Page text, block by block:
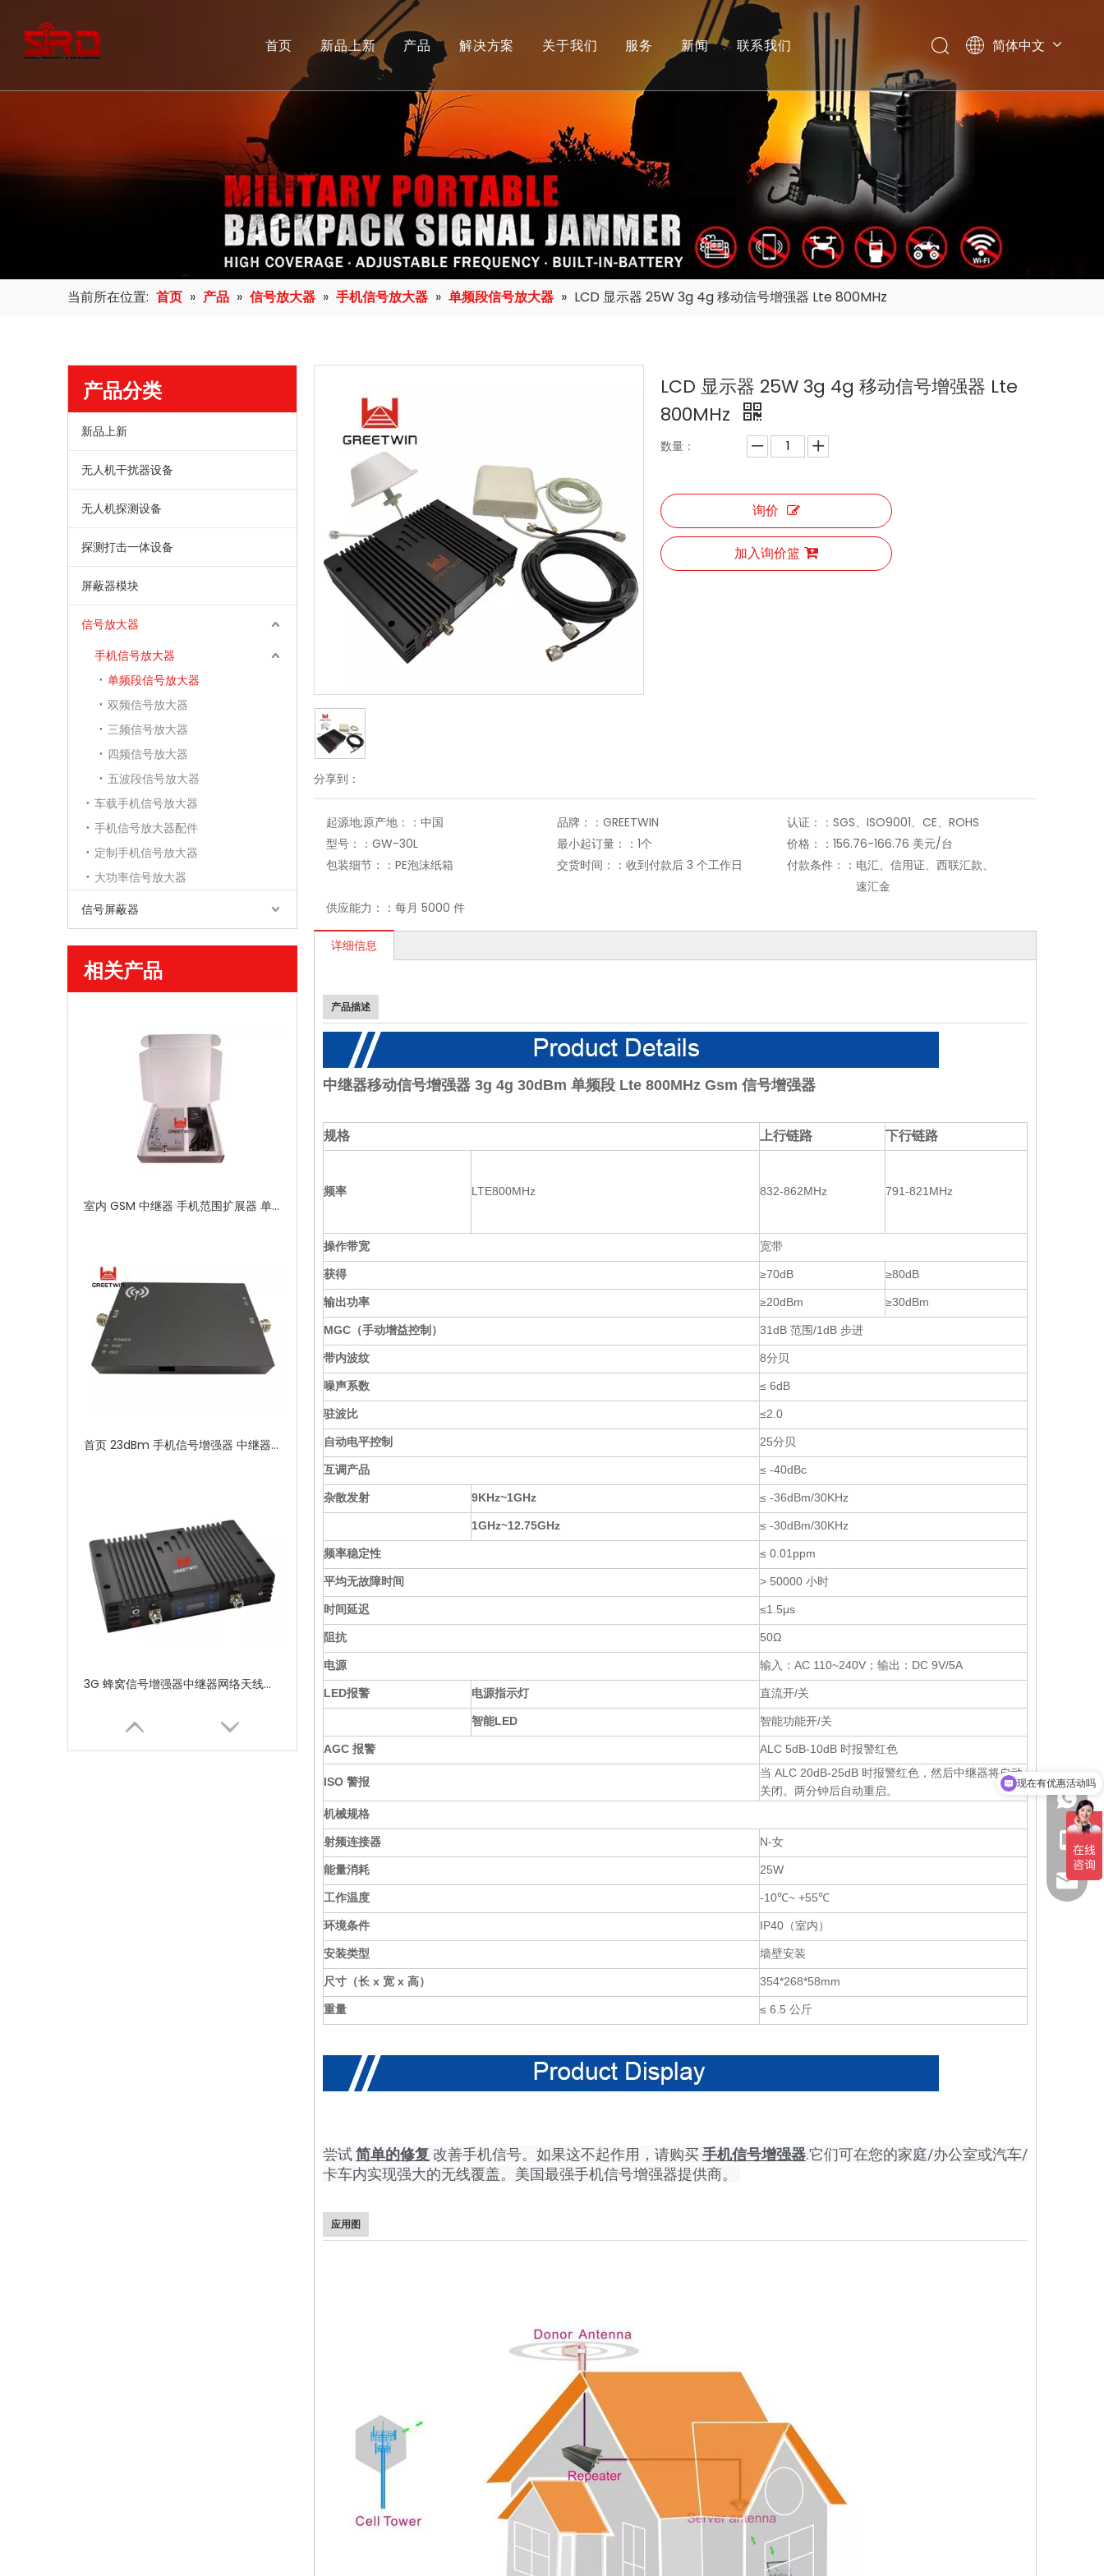
首页 新品上新 产品
信号放大器
信号屏蔽器
无人机探测设备
探测打击一体设备
无人机干扰器设备
屏蔽器模块
解决方案 关于我们
荣誉&团队
服务
下载
新闻 联系我们 简体中文
当前所在位置: 首页 » 产品 » 信号放大器 » 手机信号放大器 » 单频段信号放大器 » LCD 显示器 25W 3g 4g 移动信号增强器 Lte 800MHz
产品分类
新品上新
无人机干扰器设备
无人机探测设备
探测打击一体设备
屏蔽器模块
信号放大器
手机信号放大器
单频段信号放大器
双频信号放大器
三频信号放大器
四频信号放大器
五波段信号放大器
车载手机信号放大器
手机信号放大器配件
定制手机信号放大器
大功率信号放大器
信号屏蔽器
相关产品
室内 GSM 中继器 手机范围扩展器 单频段增强器
首页 23dBm 手机信号增强器 中继器 CDMA 800 Mhz 室内
3G 蜂窝信号增强器中继器网络天线信号放大器
分享到：
LCD 显示器 25W 3g 4g 移动信号增强器 Lte
800MHz
数量：
询价
加入询价篮
起源地;原产地：： 中国 品牌：： GREETWIN 认证：： SGS、ISO9001、CE、ROHS
型号：： GW-30L 最小起订量：： 1个 价格：： 156.76-166.76 美元/台
包装细节：： PE泡沫纸箱 交货时间：： 收到付款后 3 个工作日 付款条件：： 电汇、信用证、西联汇款、
速汇金
供应能力：： 每月 5000 件
详细信息
产品描述
中继器移动信号增强器 3g 4g 30dBm 单频段 Lte 800MHz Gsm 信号增强器
规格 上行链路 下行链路
频率 LTE800MHz 832-862MHz 791-821MHz
操作带宽 宽带
获得 ≥70dB ≥80dB
输出功率 ≥20dBm ≥30dBm
MGC（手动增益控制） 31dB 范围/1dB 步进
带内波纹 8分贝
噪声系数 ≤ 6dB
驻波比 ≤2.0
自动电平控制 25分贝
互调产品 ≤ -40dBc
杂散发射 9KHz~1GHz ≤ -36dBm/30KHz
1GHz~12.75GHz ≤ -30dBm/30KHz
频率稳定性 ≤ 0.01ppm
平均无故障时间 > 50000 小时
时间延迟 ≤1.5μs
阻抗 50Ω
电源 输入：AC 110~240V；输出：DC 9V/5A
LED报警 电源指示灯 直流开/关
智能LED 智能功能开/关
AGC 报警 ALC 5dB-10dB 时报警红色
ISO 警报
当 ALC 20dB-25dB 时报警红色，然后中继器将自动
关闭。两分钟后自动重启。
机械规格
射频连接器 N-女
能量消耗 25W
工作温度 -10℃~ +55℃
环境条件 IP40（室内）
安装类型 墙壁安装
尺寸（长 x 宽 x 高） 354*268*58mm
重量 ≤ 6.5 公斤
尝试 简单的修复 改善手机信号。如果这不起作用，请购买手机信号增强器.它们可在您的家庭/办公室或汽车/
卡车内实现强大的无线覆盖。美国最强手机信号增强器提供商。
应用图
可以介绍下你们的产品么